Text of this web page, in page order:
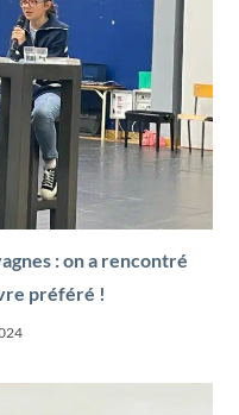
: on a rencontré
préféré !